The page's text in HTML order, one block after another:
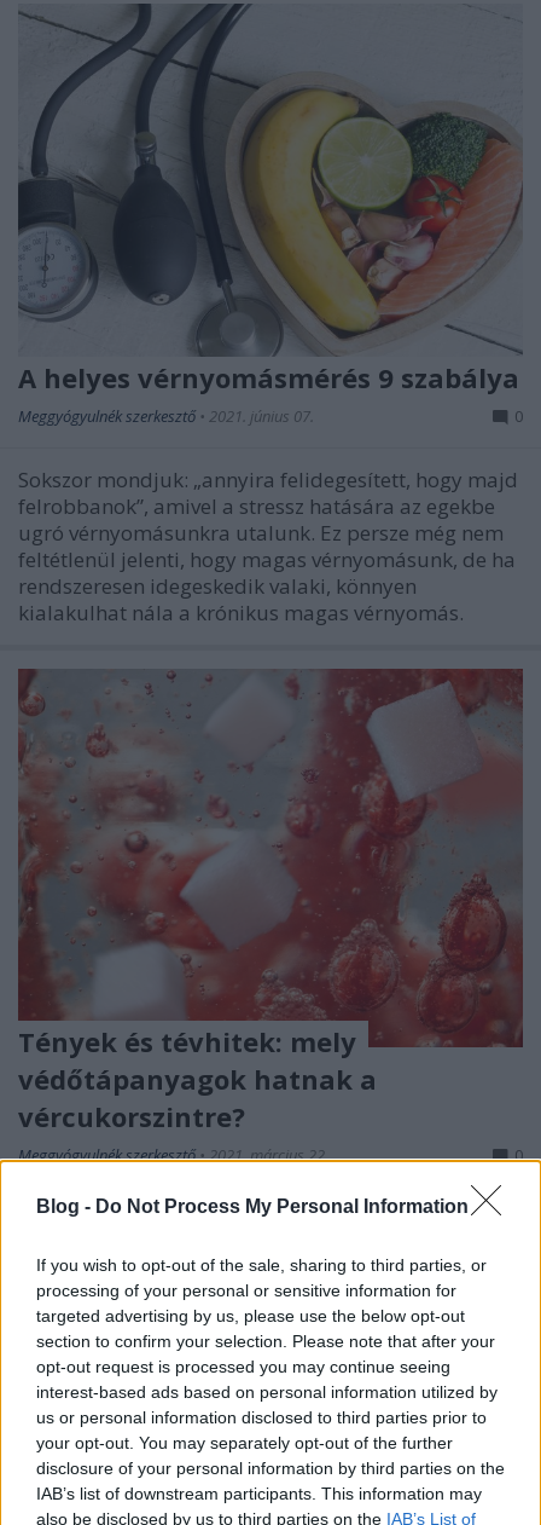
Blog - Do Not Process My Personal Information
If you wish to opt-out of the sale, sharing to third parties, or
processing of your personal or sensitive information for
targeted advertising by us, please use the below opt-out
section to confirm your selection. Please note that after your
opt-out request is processed you may continue seeing
interest-based ads based on personal information utilized by
us or personal information disclosed to third parties prior to
your opt-out. You may separately opt-out of the further
disclosure of your personal information by third parties on the
IAB’s list of downstream participants. This information may
also be disclosed by us to third parties on the IAB’s List of
A helyes vérnyomásmérés 9 szabálya
Meggyógyulnék szerkesztő • 2021. június 07. 0
Sokszor mondjuk: „annyira felidegesített, hogy majd
felrobbanok”, amivel a stressz hatására az egekbe
ugró vérnyomásunkra utalunk. Ez persze még nem
feltétlenül jelenti, hogy magas vérnyomásunk, de ha
rendszeresen idegeskedik valaki, könnyen
kialakulhat nála a krónikus magas vérnyomás.
Tények és tévhitek: mely
védőtápanyagok hatnak a
vércukorszintre?
Meggyógyulnék szerkesztő•2021. március 22. 0
Sok védőtápanyaggal: vitaminokkal, ásványi
található vegyületekkel kapcsolatban beszélünk a
vércukorszintre gyakorolt jótékony hatásról, arról,
hogy ezek segítenek alacsonyan tartani a
vércukorszintet. Ezeknek a közszájon forgó
történeteknek sajnos egy…